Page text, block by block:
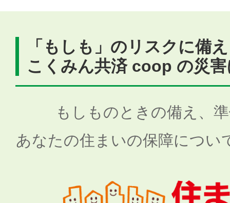
「もしも」のリスクに備
こくみん共済 coop の災
もしものときの備え、
あなたの住まいの保障につい